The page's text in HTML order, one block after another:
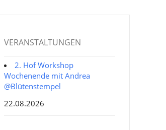
VERANSTALTUNGEN
2. Hof Workshop
Wochenende mit Andrea
@Blütenstempel
22.08.2026